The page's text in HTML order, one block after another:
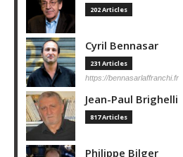
202 Articles
Cyril Bennasar
231 Articles
https://bennasarlaffranchi.fr
Jean-Paul Brighelli
817 Articles
Philippe Bilger